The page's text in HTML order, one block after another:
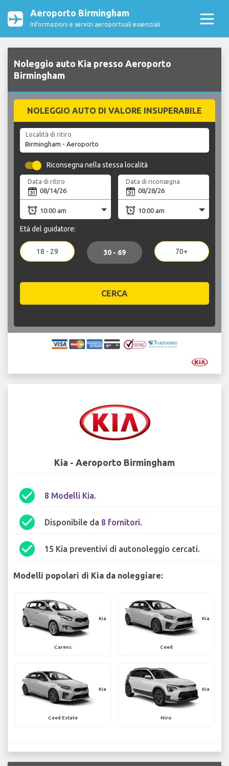
Aeroporto Birmingham
Informazioni e servizi aeroportuali essenziali
Noleggio auto Kia presso Aeroporto
Birmingham
NOLEGGIO AUTO DI VALORE INSUPERABILE
Località di ritiro
Riconsegna nella stessa località
Data di ritiro Data di riconsegna
Età del guidatore:
18 - 29 30 - 69 70+
CERCA
Kia - Aeroporto Birmingham
check_circle 8 Modelli Kia.
check_circle Disponibile da 8 fornitori.
check_circle 15 Kia preventivi di autonoleggio cercati.
Modelli popolari di Kia da noleggiare:
Kia
Carens
Kia
Ceed
Kia
Ceed Estate
Kia
Niro